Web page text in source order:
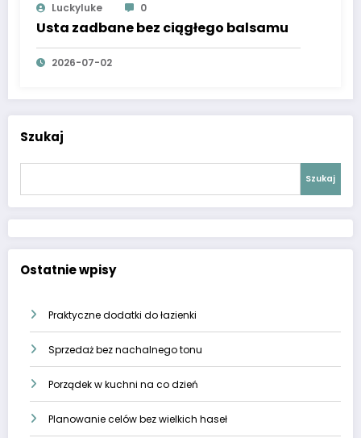
Luckyluke 0
Usta zadbane bez ciągłego balsamu
2026-07-02
Szukaj
Szukaj
Ostatnie wpisy
Praktyczne dodatki do łazienki
Sprzedaż bez nachalnego tonu
Porządek w kuchni na co dzień
Planowanie celów bez wielkich haseł